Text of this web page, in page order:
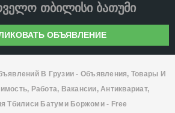
ОБЪЯВЛЕНИЕ
В Грузии - Объявления, Товары И
Работа, Вакансии, Антиквариат,
Тбилиси Батуми Боржоми - Free